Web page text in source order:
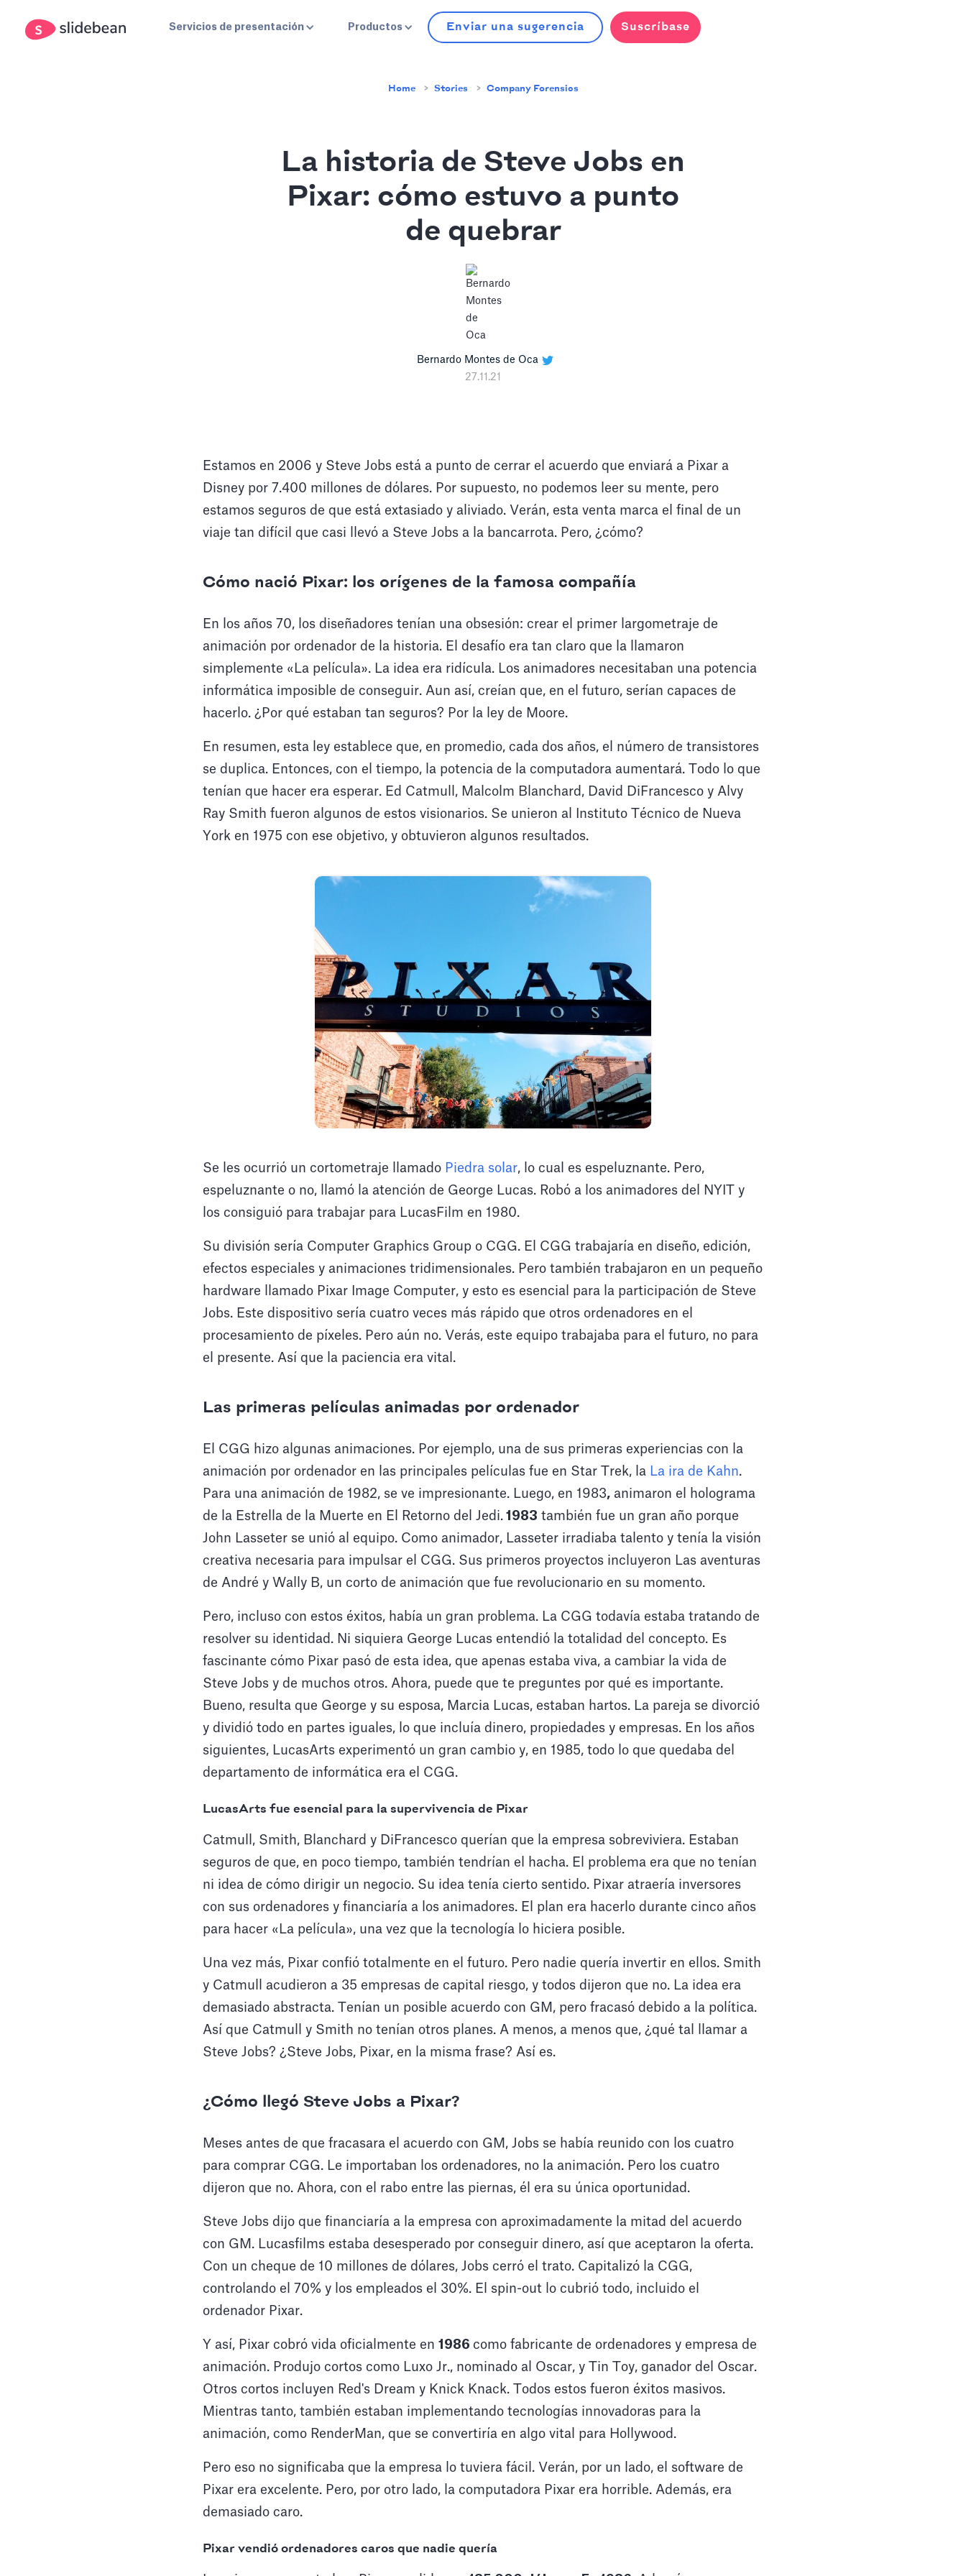
Servicios de presentación Productos Enviar una sugerencia Suscríbase
Home Stories Company Forensics
La historia de Steve Jobs en
Pixar: cómo estuvo a punto
de quebrar
Bernardo Montes de Oca
27.11.21
Estamos en 2006 y Steve Jobs está a punto de cerrar el acuerdo que enviará a Pixar a
Disney por 7.400 millones de dólares. Por supuesto, no podemos leer su mente, pero
estamos seguros de que está extasiado y aliviado. Verán, esta venta marca el final de un
viaje tan difícil que casi llevó a Steve Jobs a la bancarrota. Pero, ¿cómo?
Cómo nació Pixar: los orígenes de la famosa compañía
En los años 70, los diseñadores tenían una obsesión: crear el primer largometraje de
animación por ordenador de la historia. El desafío era tan claro que la llamaron
simplemente «La película». La idea era ridícula. Los animadores necesitaban una potencia
informática imposible de conseguir. Aun así, creían que, en el futuro, serían capaces de
hacerlo. ¿Por qué estaban tan seguros? Por la ley de Moore.
En resumen, esta ley establece que, en promedio, cada dos años, el número de transistores
se duplica. Entonces, con el tiempo, la potencia de la computadora aumentará. Todo lo que
tenían que hacer era esperar. Ed Catmull, Malcolm Blanchard, David DiFrancesco y Alvy
Ray Smith fueron algunos de estos visionarios. Se unieron al Instituto Técnico de Nueva
York en 1975 con ese objetivo, y obtuvieron algunos resultados.
Se les ocurrió un cortometraje llamado Piedra solar, lo cual es espeluznante. Pero,
espeluznante o no, llamó la atención de George Lucas. Robó a los animadores del NYIT y
los consiguió para trabajar para LucasFilm en 1980.
Su división sería Computer Graphics Group o CGG. El CGG trabajaría en diseño, edición,
efectos especiales y animaciones tridimensionales. Pero también trabajaron en un pequeño
hardware llamado Pixar Image Computer, y esto es esencial para la participación de Steve
Jobs. Este dispositivo sería cuatro veces más rápido que otros ordenadores en el
procesamiento de píxeles. Pero aún no. Verás, este equipo trabajaba para el futuro, no para
el presente. Así que la paciencia era vital.
Las primeras películas animadas por ordenador
El CGG hizo algunas animaciones. Por ejemplo, una de sus primeras experiencias con la
animación por ordenador en las principales películas fue en Star Trek, la La ira de Kahn.
Para una animación de 1982, se ve impresionante. Luego, en 1983, animaron el holograma
de la Estrella de la Muerte en El Retorno del Jedi. 1983 también fue un gran año porque
John Lasseter se unió al equipo. Como animador, Lasseter irradiaba talento y tenía la visión
creativa necesaria para impulsar el CGG. Sus primeros proyectos incluyeron Las aventuras
de André y Wally B, un corto de animación que fue revolucionario en su momento.
Pero, incluso con estos éxitos, había un gran problema. La CGG todavía estaba tratando de
resolver su identidad. Ni siquiera George Lucas entendió la totalidad del concepto. Es
fascinante cómo Pixar pasó de esta idea, que apenas estaba viva, a cambiar la vida de
Steve Jobs y de muchos otros. Ahora, puede que te preguntes por qué es importante.
Bueno, resulta que George y su esposa, Marcia Lucas, estaban hartos. La pareja se divorció
y dividió todo en partes iguales, lo que incluía dinero, propiedades y empresas. En los años
siguientes, LucasArts experimentó un gran cambio y, en 1985, todo lo que quedaba del
departamento de informática era el CGG.
LucasArts fue esencial para la supervivencia de Pixar
Catmull, Smith, Blanchard y DiFrancesco querían que la empresa sobreviviera. Estaban
seguros de que, en poco tiempo, también tendrían el hacha. El problema era que no tenían
ni idea de cómo dirigir un negocio. Su idea tenía cierto sentido. Pixar atraería inversores
con sus ordenadores y financiaría a los animadores. El plan era hacerlo durante cinco años
para hacer «La película», una vez que la tecnología lo hiciera posible.
Una vez más, Pixar confió totalmente en el futuro. Pero nadie quería invertir en ellos. Smith
y Catmull acudieron a 35 empresas de capital riesgo, y todos dijeron que no. La idea era
demasiado abstracta. Tenían un posible acuerdo con GM, pero fracasó debido a la política.
Así que Catmull y Smith no tenían otros planes. A menos, a menos que, ¿qué tal llamar a
Steve Jobs? ¿Steve Jobs, Pixar, en la misma frase? Así es.
¿Cómo llegó Steve Jobs a Pixar?
Meses antes de que fracasara el acuerdo con GM, Jobs se había reunido con los cuatro
para comprar CGG. Le importaban los ordenadores, no la animación. Pero los cuatro
dijeron que no. Ahora, con el rabo entre las piernas, él era su única oportunidad.
Steve Jobs dijo que financiaría a la empresa con aproximadamente la mitad del acuerdo
con GM. Lucasfilms estaba desesperado por conseguir dinero, así que aceptaron la oferta.
Con un cheque de 10 millones de dólares, Jobs cerró el trato. Capitalizó la CGG,
controlando el 70% y los empleados el 30%. El spin-out lo cubrió todo, incluido el
ordenador Pixar.
Y así, Pixar cobró vida oficialmente en 1986 como fabricante de ordenadores y empresa de
animación. Produjo cortos como Luxo Jr., nominado al Oscar, y Tin Toy, ganador del Oscar.
Otros cortos incluyen Red's Dream y Knick Knack. Todos estos fueron éxitos masivos.
Mientras tanto, también estaban implementando tecnologías innovadoras para la
animación, como RenderMan, que se convertiría en algo vital para Hollywood.
Pero eso no significaba que la empresa lo tuviera fácil. Verán, por un lado, el software de
Pixar era excelente. Pero, por otro lado, la computadora Pixar era horrible. Además, era
demasiado caro.
Pixar vendió ordenadores caros que nadie quería